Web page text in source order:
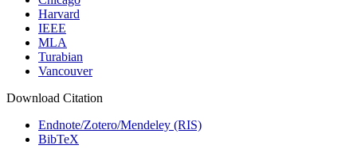
Harvard
IEEE
MLA
Turabian
Vancouver
Download Citation
Endnote/Zotero/Mendeley (RIS)
BibTeX